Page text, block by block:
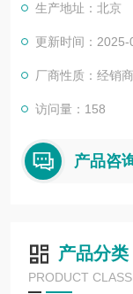
生产地址：北京
更新时间：2025-
厂商性质：经销商
访问量：158
产品咨
产品分类
PRODUCT